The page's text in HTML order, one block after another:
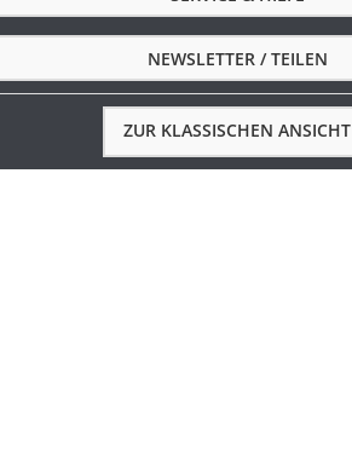
NEWSLETTER / TEILEN
ZUR KLASSISCHEN ANSICHT